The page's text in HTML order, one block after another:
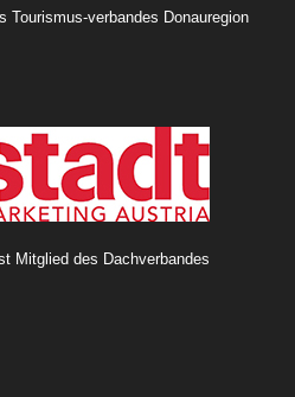
Tourismus-verbandes Donauregion
Mitglied des Dachverbandes